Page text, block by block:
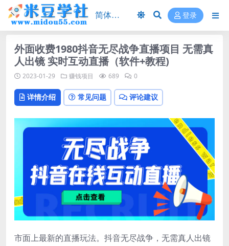
登录
外面收费1980抖音无尽战争直播项目 无需真
人出镜 实时互动直播（软件+教程)
2023-01-29 赚钱项目 689 0
详情介绍 常见问题 评论建议
市面上最新的直播玩法。抖音无尽战争，无需真人出镜